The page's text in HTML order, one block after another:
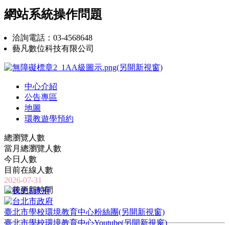
網站系統操作問題
洽詢電話：03-4568648
藝凡數位科技有限公司
中心介紹
公告專區
地圖
環教遊學預約
總瀏覽人數
當月總瀏覽人數
今日人數
目前在線人數
2026-07-31
最後更新時間
臺北市學校環境教育中心粉絲團(另開新視窗)
臺北市學校環境教育中心Youtube(另開新視窗)